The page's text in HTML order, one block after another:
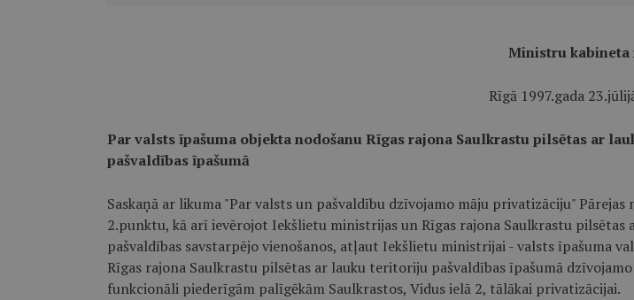
Ministru kabineta
Rīgā 1997.gada
Par valsts īpašuma objekta nodošanu Rīgas rajona Saulkrastu pilsētas ar
pašvaldības īpašumā
Saskaņā ar likuma "Par valsts un pašvaldību dzīvojamo māju privatizāciju" Pārejas
2.punktu, kā arī ievērojot Iekšlietu ministrijas un Rīgas rajona Saulkrastu
pašvaldības savstarpējo vienošanos, atļaut Iekšlietu ministrijai - valsts īpašuma
Rīgas rajona Saulkrastu pilsētas ar lauku teritoriju pašvaldības īpašumā
funkcionāli piederīgām palīgēkām Saulkrastos, Vidus ielā 2, tālākai privatizācijai.